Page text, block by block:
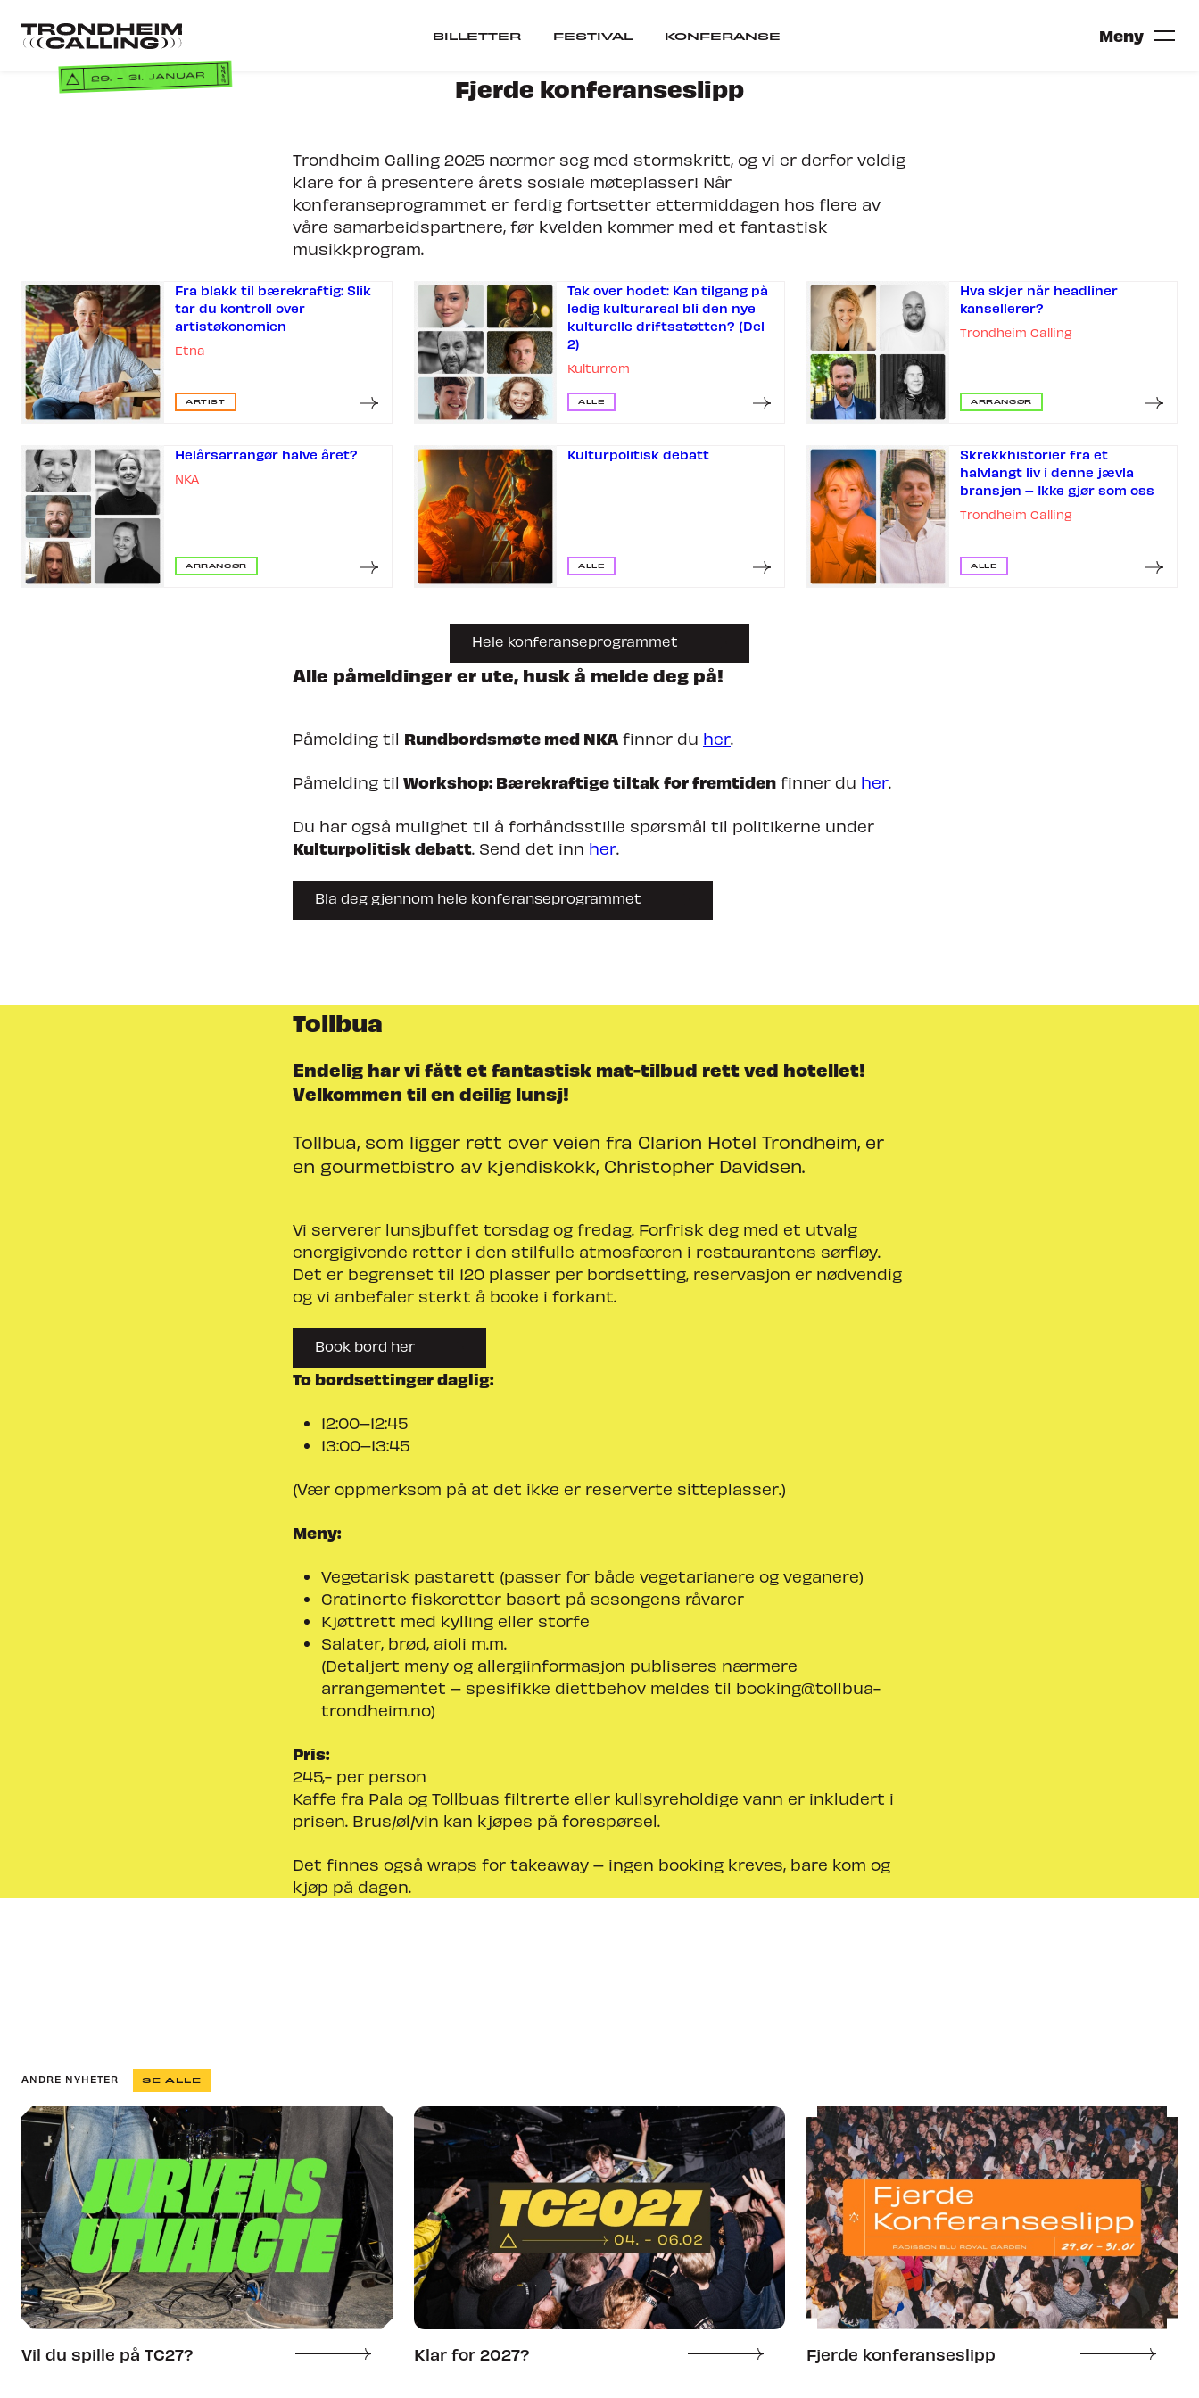
hovedinnhold
Gå
forsiden
BILLETTER FESTIVAL KONFERANSE Meny
SCENER
VIL DU SPILLE PÅ TRONDHEIM CALLING 2027?
Konferanse
KONFERANSEPOSTER
NORDIC INCUBATOR
Fjerde konferanseslipp
Trondheim Calling 2025 nærmer seg med stormskritt, og vi er derfor veldig
klare for å presentere årets sosiale møteplasser! Når
konferanseprogrammet er ferdig fortsetter ettermiddagen hos flere av
våre samarbeidspartnere, før kvelden kommer med et fantastisk
musikkprogram.
Fra blakk til bærekraftig: Slik
tar du kontroll over
artistøkonomien
Etna
ARTIST
Tak over hodet: Kan tilgang på
ledig kulturareal bli den nye
kulturelle driftsstøtten? (Del
2)
Kulturrom
ALLE
Hva skjer når headliner
kansellerer?
Trondheim Calling
ARRANGØR
Helårsarrangør halve året?
NKA
ARRANGØR
Kulturpolitisk debatt
ALLE
Skrekkhistorier fra et
halvlangt liv i denne jævla
bransjen – Ikke gjør som oss
Trondheim Calling
ALLE
Hele konferanseprogrammet
Alle påmeldinger er ute, husk å melde deg på!
Påmelding til Rundbordsmøte med NKA finner du her.
Påmelding til Workshop: Bærekraftige tiltak for fremtiden finner du her.
Du har også mulighet til å forhåndsstille spørsmål til politikerne under
Kulturpolitisk debatt. Send det inn her.
Bla deg gjennom hele konferanseprogrammet
Tollbua
Endelig har vi fått et fantastisk mat-tilbud rett ved hotellet!
Velkommen til en deilig lunsj!
Tollbua, som ligger rett over veien fra Clarion Hotel Trondheim, er
en gourmetbistro av kjendiskokk, Christopher Davidsen.
Vi serverer lunsjbuffet torsdag og fredag. Forfrisk deg med et utvalg
energigivende retter i den stilfulle atmosfæren i restaurantens sørfløy.
Det er begrenset til 120 plasser per bordsetting, reservasjon er nødvendig
og vi anbefaler sterkt å booke i forkant.
Book bord her
To bordsettinger daglig:
12:00–12:45
13:00–13:45
(Vær oppmerksom på at det ikke er reserverte sitteplasser.)
Meny:
Vegetarisk pastarett (passer for både vegetarianere og veganere)
Gratinerte fiskeretter basert på sesongens råvarer
Kjøttrett med kylling eller storfe
Salater, brød, aioli m.m.
(Detaljert meny og allergiinformasjon publiseres nærmere
arrangementet – spesifikke diettbehov meldes til booking@tollbua-
trondheim.no)
Pris:
245,- per person
Kaffe fra Pala og Tollbuas filtrerte eller kullsyreholdige vann er inkludert i
prisen. Brus/øl/vin kan kjøpes på forespørsel.
Det finnes også wraps for takeaway – ingen booking kreves, bare kom og
kjøp på dagen.
ANDRE NYHETER SE ALLE
Vil du spille på TC27? Klar for 2027? Fjerde konferanseslipp